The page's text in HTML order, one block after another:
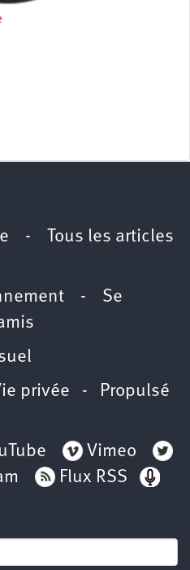
- Tous les articles
- Se
privée - Propulsé
Vimeo
Flux RSS